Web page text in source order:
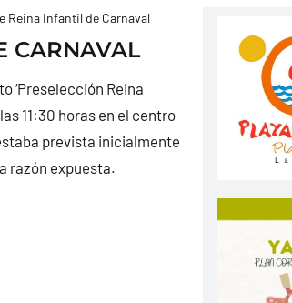
Reina Infantil de Carnaval
CARNAVAL
‘Preselección Reina
11:30 horas en el centro
prevista inicialmente
razón expuesta.